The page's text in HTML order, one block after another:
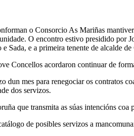
o Consorcio As Mariñas
O encontro estivo presidido por
Sada, e a primeira tenente de alcalde
Concellos acordaron continuar de
dun mes para renegociar os contratos
dos servizos.
que transmita as súas intencións
de posibles servizos a